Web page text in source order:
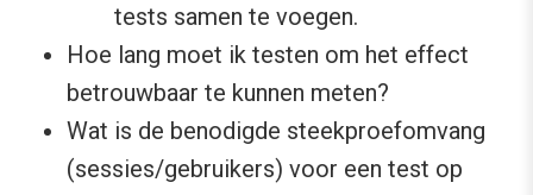
tests samen te voegen.
Hoe lang moet ik testen om het effect
betrouwbaar te kunnen meten?
Wat is de benodigde steekproefomvang
(sessies/gebruikers) voor een test op